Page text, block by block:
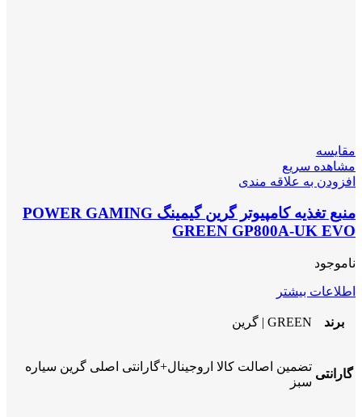
مقایسه
مشاهده سریع
افزودن به علاقه مندی
منبع تغذیه کامپیوتر گرین گیمینگ POWER GAMING
GREEN GP800A-UK EVO
ناموجود
اطلاعات بیشتر
برند GREEN | گرین
گارانتی
تضمین اصالت کالا اروجینال+گارانتی اصلی گرین سیاره
سبز